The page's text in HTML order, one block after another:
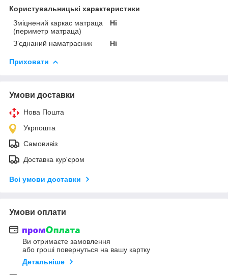
Користувальницькі характеристики
Зміцнений каркас матраца
(периметр матраца)
Ні
З’єднаний наматрасник Ні
Приховати
Умови доставки
Нова Пошта
Укрпошта
Самовивіз
Доставка кур'єром
Всі умови доставки
Умови оплати
Ви отримаєте замовлення
або гроші повернуться на вашу картку
Детальніше